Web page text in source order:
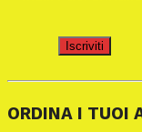
Iscriviti
ORDINA I TUOI